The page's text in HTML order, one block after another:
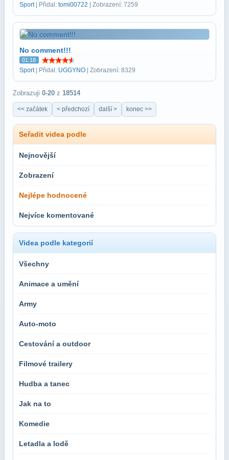
Sport| Přidal: tomi00722 | Zobrazení: 7259
No comment!!!
01:18
Sport| Přidal: UGGYNO | Zobrazení: 8329
Zobrazuji 0-20 z 18514
<< začátek < předchozí další > konec >>
Seřadit videa podle
Nejnovější
Zobrazení
Nejlépe hodnocené
Nejvíce komentované
Videa podle kategorií
Všechny
Animace a umění
Army
Auto-moto
Cestování a outdoor
Filmové trailery
Hudba a tanec
Jak na to
Komedie
Letadla a lodě